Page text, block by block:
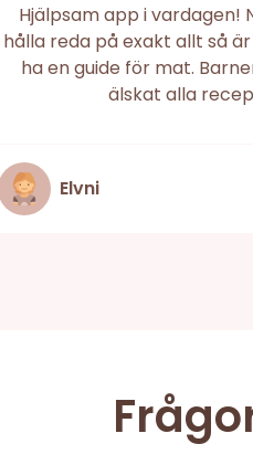
Hjälpsam app i vardagen!
hålla reda på exakt allt så
ha en guide för mat.
älskat alla
Elvni